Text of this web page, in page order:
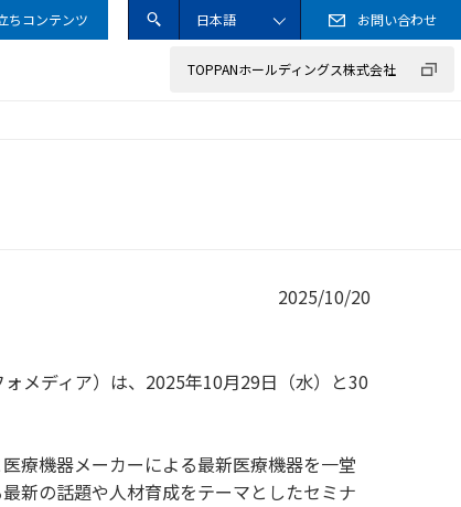
ちコンテンツ
送信
サイト内検索ボック
日本語 お問い合わせ
TOPPANホールディングス株式会社
2025/10/20
メディア）は、2025年10月29日（水）と30
療機器メーカーによる最新医療機器を一堂
新の話題や人材育成をテーマとしたセミナ